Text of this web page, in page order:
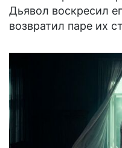
Дьявол воскресил
возвратил паре их